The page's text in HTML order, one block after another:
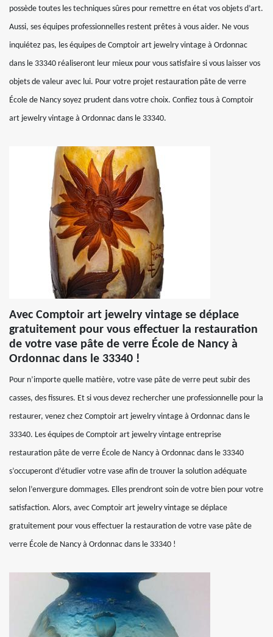
possède toutes les techniques sûres pour remettre en état vos objets d’art.
Aussi, ses équipes professionnelles restent prêtes à vous aider. Ne vous
inquiétez pas, les équipes de Comptoir art jewelry vintage à Ordonnac
dans le 33340 réaliseront leur mieux pour vous satisfaire si vous laisser vos
objets de valeur avec lui. Pour votre projet restauration pâte de verre
École de Nancy soyez prudent dans votre choix. Confiez tous à Comptoir
art jewelry vintage à Ordonnac dans le 33340.
Avec Comptoir art jewelry vintage se déplace
gratuitement pour vous effectuer la restauration
de votre vase pâte de verre École de Nancy à
Ordonnac dans le 33340 !
Pour n’importe quelle matière, votre vase pâte de verre peut subir des
casses, des fissures. Et si vous devez rechercher une professionnelle pour la
restaurer, venez chez Comptoir art jewelry vintage à Ordonnac dans le
33340. Les équipes de Comptoir art jewelry vintage entreprise
restauration pâte de verre École de Nancy à Ordonnac dans le 33340
s’occuperont d’étudier votre vase afin de trouver la solution adéquate
selon l’envergure dommages. Elles prendront soin de votre bien pour votre
satisfaction. Alors, avec Comptoir art jewelry vintage se déplace
gratuitement pour vous effectuer la restauration de votre vase pâte de
verre École de Nancy à Ordonnac dans le 33340 !